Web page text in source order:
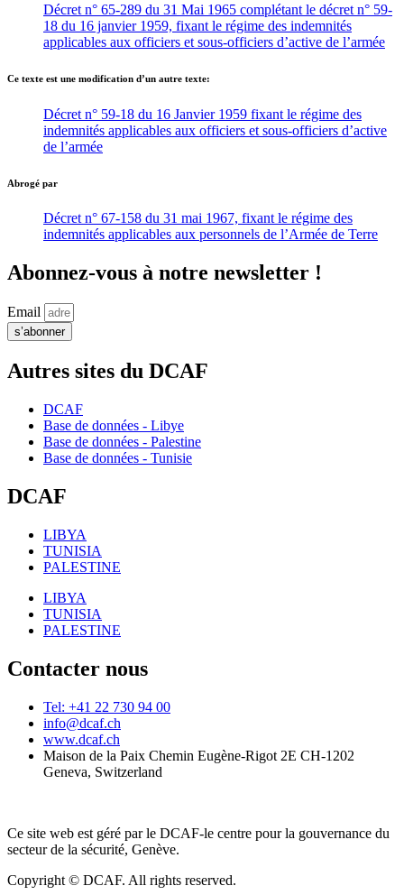
Décret n° 65-289 du 31 Mai 1965 complétant le décret n° 59-
18 du 16 janvier 1959, fixant le régime des indemnités
applicables aux officiers et sous-officiers d’active de l’armée
Ce texte est une modification d’un autre texte:
Décret n° 59-18 du 16 Janvier 1959 fixant le régime des
indemnités applicables aux officiers et sous-officiers d’active
de l’armée
Abrogé par
Décret n° 67-158 du 31 mai 1967, fixant le régime des
indemnités applicables aux personnels de l’Armée de Terre
Abonnez-vous à notre newsletter !
Email
s’abonner
Autres sites du DCAF
DCAF
Base de données - Libye
Base de données - Palestine
Base de données - Tunisie
DCAF
LIBYA
TUNISIA
PALESTINE
LIBYA
TUNISIA
PALESTINE
Contacter nous
Tel: +41 22 730 94 00
info@dcaf.ch
www.dcaf.ch
Maison de la Paix Chemin Eugène-Rigot 2E CH-1202
Geneva, Switzerland
Ce site web est géré par le DCAF-le centre pour la gouvernance du
secteur de la sécurité, Genève.
Copyright © DCAF. All rights reserved.